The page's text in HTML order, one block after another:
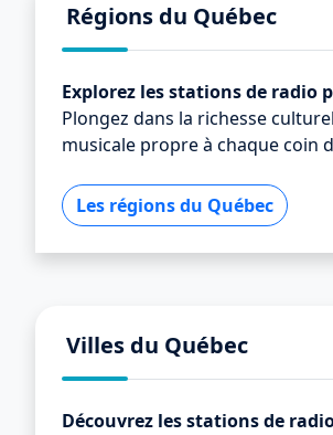
Régions du Québec
Explorez les stations de radio
Plongez dans la richesse
musicale propre à chaque coin
Les régions du Québec
Villes du Québec
Découvrez les stations de